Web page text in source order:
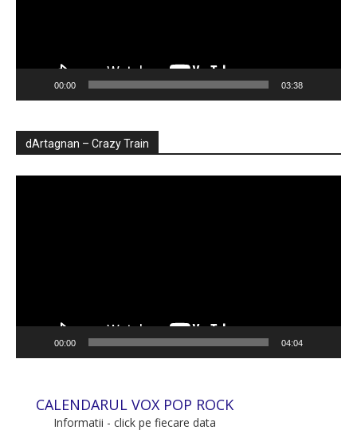
00:00 03:38
dArtagnan – Crazy Train
00:00 04:04
CALENDARUL VOX POP ROCK
Informatii - click pe fiecare data